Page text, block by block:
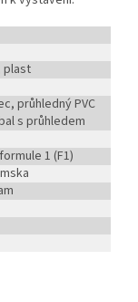
plast
průhledný PVC
s průhledem
1 (F1)